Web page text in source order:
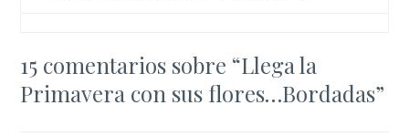
15 comentarios sobre “Llega la
Primavera con sus flores…Bordadas”